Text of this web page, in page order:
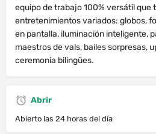
equipo de trabajo 100% versátil que
entretenimientos variados: globos,
en pantalla, iluminación inteligente,
maestros de vals, bailes sorpresas,
ceremonia bilingües.
Abrir
Abierto las 24 horas del día